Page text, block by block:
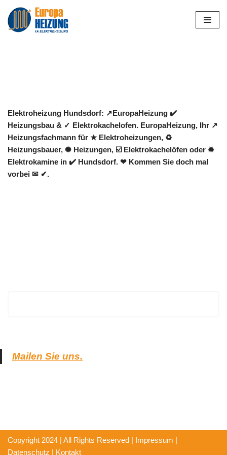
Zum
Elektroheizung Hundsdorf: ↗️EuropaHeizung ✔️
Heizungsbau & ✓ Elektrokachelofen. EuropaHeizung, Ihr ↗️
Heizungsfachmann für ★ Elektroheizungen, ♻
Heizungsbauer, ✺ Heizungen, ☑️ Elektrokachelöfen oder ✹
Elektrokamine in ✔️ Hundsdorf. ❤ Kommen Sie doch mal
vorbei ✉ ✔.
Mailen Sie uns.
Copyright 2024 | All Rights Reserved | Impressum |
Datenschutz | Kontakt